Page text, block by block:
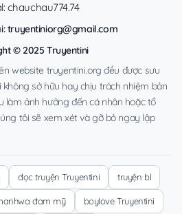
chauchau774.74
truyentiniorg@gmail.com
© 2025 Truyentini
website truyentini.org đều được sưu
sở hữu hay chịu trách nhiệm bản
làm ảnh hưởng đến cá nhân hoặc tổ
tôi sẽ xem xét và gỡ bỏ ngay lập
đọc truyện Truyentini truyện bl
đam mỹ boylove Truyentini